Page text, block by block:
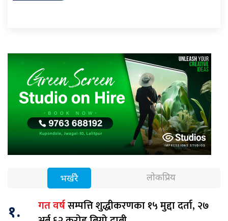
भर्खरै लोकप्रिय
१. गत वर्षसम्पत्ति शुद्धीकरणका १५ मुद्दा दर्ता, २७